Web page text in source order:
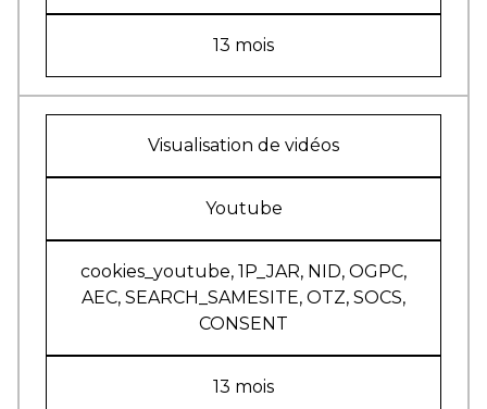
13 mois
Visualisation de vidéos
Youtube
cookies_youtube, 1P_JAR, NID, OGPC,
AEC, SEARCH_SAMESITE, OTZ, SOCS,
CONSENT
13 mois